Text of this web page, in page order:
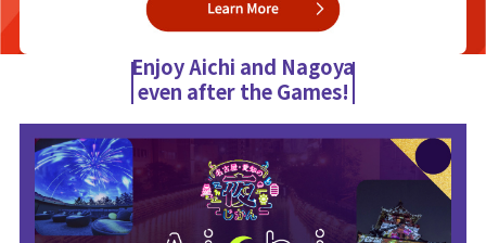
Enjoy Aichi and Nagoya
even after the Games!